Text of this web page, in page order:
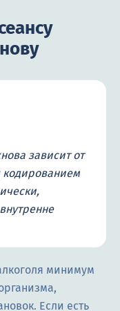
зависит от
кодированием
минимум
Если есть